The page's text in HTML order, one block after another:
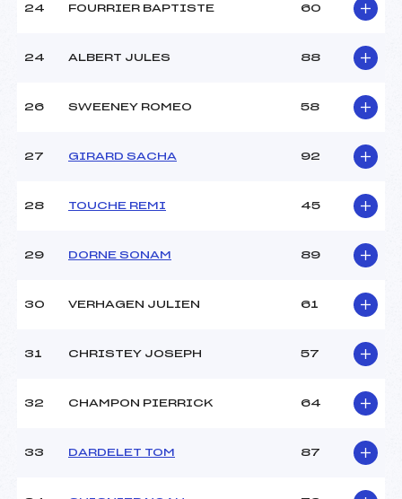
24 FOURRIER BAPTISTE 60
24 ALBERT JULES 88
26 SWEENEY ROMEO 58
27 GIRARD SACHA 92
28 TOUCHE REMI 45
29 DORNE SONAM 89
30 VERHAGEN JULIEN 61
31 CHRISTEY JOSEPH 57
32 CHAMPON PIERRICK 64
33 DARDELET TOM 87